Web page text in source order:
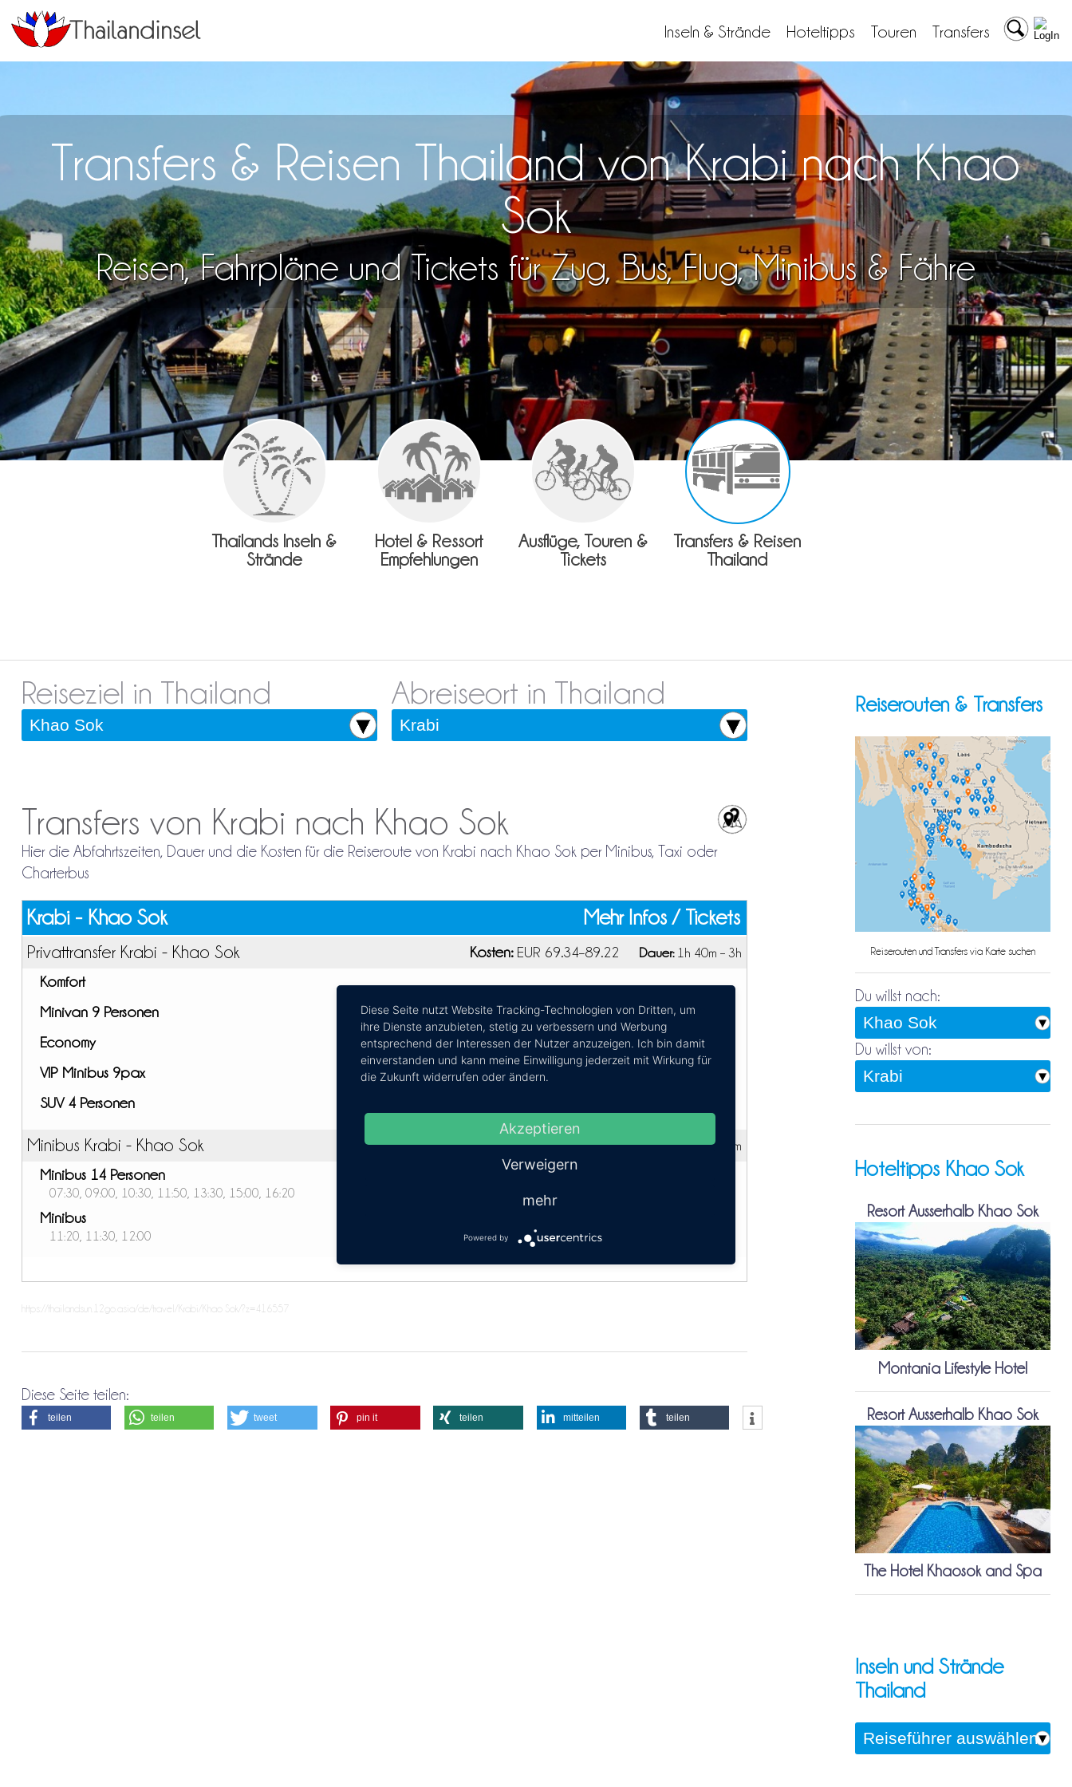
Transfers
Touren
Hoteltipps
Inseln & Strände
Transfers & Reisen Thailand von Krabi nach Khao
Sok
Reisen, Fahrpläne und Tickets für Zug, Bus, Flug, Minibus & Fähre
Thailands Inseln &
Strände
Hotel & Ressort
Empfehlungen
Ausflüge, Touren &
Tickets
Transfers & Reisen
Thailand
Reiseziel in Thailand Abreiseort in Thailand
Transfers von Krabi nach Khao Sok
Hier die Abfahrtszeiten, Dauer und die Kosten für die Reiseroute von Krabi nach Khao Sok per Minibus, Taxi oder
Charterbus
Krabi - Khao Sok Mehr Infos / Tickets
Privattransfer Krabi - Khao Sok Kosten:EUR 69.34–89.22 Dauer:1h 40m – 3h
Komfort
Minivan 9 Personen
Economy
VIP Minibus 9pax
SUV 4 Personen
Minibus Krabi - Khao Sok Kosten:EUR 10.47–13.08 Dauer:2h 50m – 5h 10m
Minibus 14 Personen
07:30, 09:00, 10:30, 11:50, 13:30, 15:00, 16:20
Minibus
11:20, 11:30, 12:00
https://thailandsun.12go.asia/de/travel/Krabi/Khao Sok/?z=416557
Diese Seite teilen:
teilen teilen tweet pin it teilen mitteilen teilen
Reiserouten & Transfers
Reiserouten und Transfers via Karte suchen
Du willst nach:
Du willst von:
Hoteltipps Khao Sok
Resort Ausserhalb Khao Sok
Montania Lifestyle Hotel
Resort Ausserhalb Khao Sok
The Hotel Khaosok and Spa
Inseln und Strände
Thailand
Diese Seite nutzt Website Tracking-Technologien von Dritten, um
ihre Dienste anzubieten, stetig zu verbessern und Werbung
entsprechend der Interessen der Nutzer anzuzeigen. Ich bin damit
einverstanden und kann meine Einwilligung jederzeit mit Wirkung für
die Zukunft widerrufen oder ändern.
Akzeptieren
Verweigern
mehr
Powered by